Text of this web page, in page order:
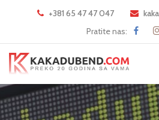
+381 65 47 47 047
Pratite nas: